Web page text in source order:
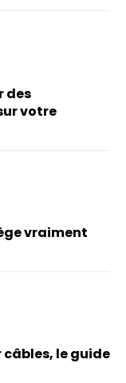
des
votre
vraiment
câbles, le guide